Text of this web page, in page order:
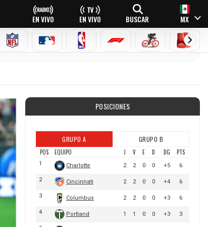
EN VIVO EN VIVO BUSCAR MX
NFL MLB NBA FÓRMULA 1CICLISMOBOXEO